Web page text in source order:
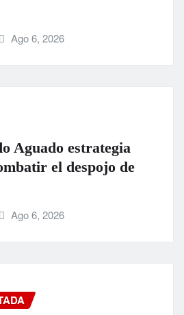
Ago 6, 2026
Aguado estrategia
el despojo de
Ago 6, 2026